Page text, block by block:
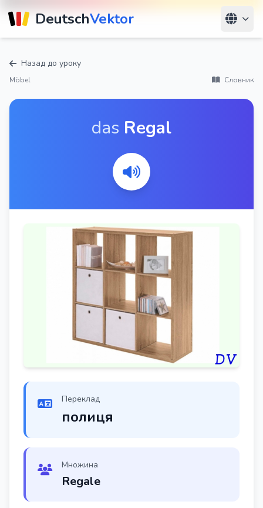
DeutschVektor
Назад до уроку
Möbel Словник
das Regal
Переклад
полиця
Множина
Regale